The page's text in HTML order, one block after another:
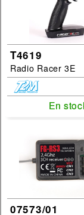
Disponibilité :
Marques :
FG
Categories :
Sous
T4619
Radio Racer 3E
En
En
07573/01